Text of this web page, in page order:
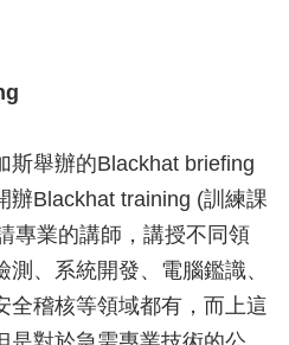
舉辦的Blackhat briefing
辦Blackhat training (訓練課
專業的講師，講授不同領
、系統開發、電腦鑑識、
全稽核等領域都有，而上這